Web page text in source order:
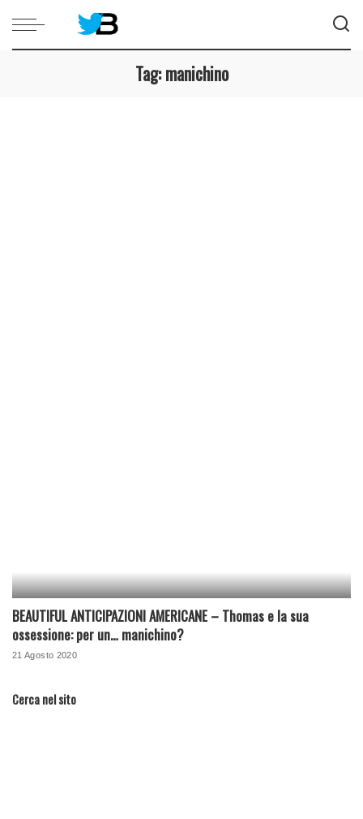
Tag:manichino
BEAUTIFUL ANTICIPAZIONI AMERICANE – Thomas e la sua
ossessione: per un… manichino?
21 Agosto 2020
Cerca nel sito